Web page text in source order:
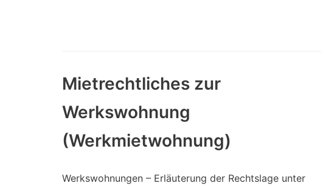
Mietrechtliches zur
Werkswohnung
(Werkmietwohnung)
Werkswohnungen – Erläuterung der Rechtslage unter